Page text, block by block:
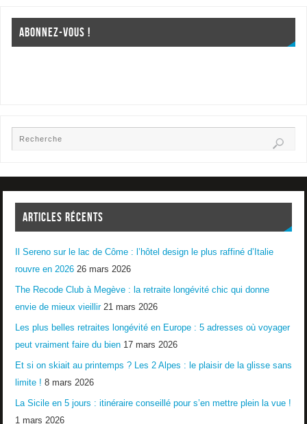
ABONNEZ-VOUS !
ARTICLES RÉCENTS
Il Sereno sur le lac de Côme : l’hôtel design le plus raffiné d’Italie
rouvre en 2026 26 mars 2026
The Recode Club à Megève : la retraite longévité chic qui donne
envie de mieux vieillir 21 mars 2026
Les plus belles retraites longévité en Europe : 5 adresses où voyager
peut vraiment faire du bien 17 mars 2026
Et si on skiait au printemps ? Les 2 Alpes : le plaisir de la glisse sans
limite ! 8 mars 2026
La Sicile en 5 jours : itinéraire conseillé pour s’en mettre plein la vue !
1 mars 2026